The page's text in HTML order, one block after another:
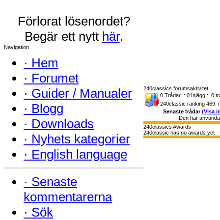
Förlorat lösenordet?
Begär ett nytt här.
Navigation
· Hem
· Forumet
· Guider / Manualer
· Blogg
· Downloads
· Nyhets kategorier
· English language
· Senaste
kommentarerna
· Sök
240classics forumsaktivitet
0 Trådar :: 0 Inlägg :: 0
240classic ranking 469.
Senaste trådar(Visa
Den här
240classics Awards
240classic has no awards yet